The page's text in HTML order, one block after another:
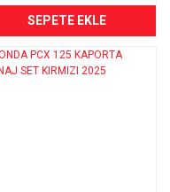
SEPETE EKLE